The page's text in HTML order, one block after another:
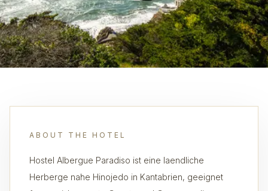
ABOUT THE HOTEL
Hostel Albergue Paradiso ist eine laendliche
Herberge nahe Hinojedo in Kantabrien, geeignet